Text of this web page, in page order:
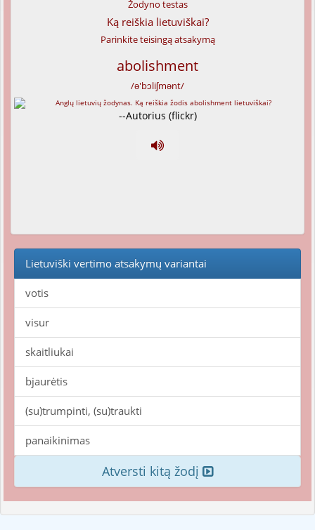
Žodyno testas
Ką reiškia lietuviškai?
Parinkite teisingą atsakymą
abolishment
/ə'bɔliʃmənt/
--Autorius (flickr)
Lietuviški vertimo atsakymų variantai
votis
visur
skaitliukai
bjaurėtis
(su)trumpinti, (su)traukti
panaikinimas
Atversti kitą žodį